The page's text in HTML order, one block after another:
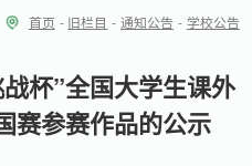
首页 - 旧栏目 - 通知公告 - 学校公告
杯”全国大学生课外
赛参赛作品的公示